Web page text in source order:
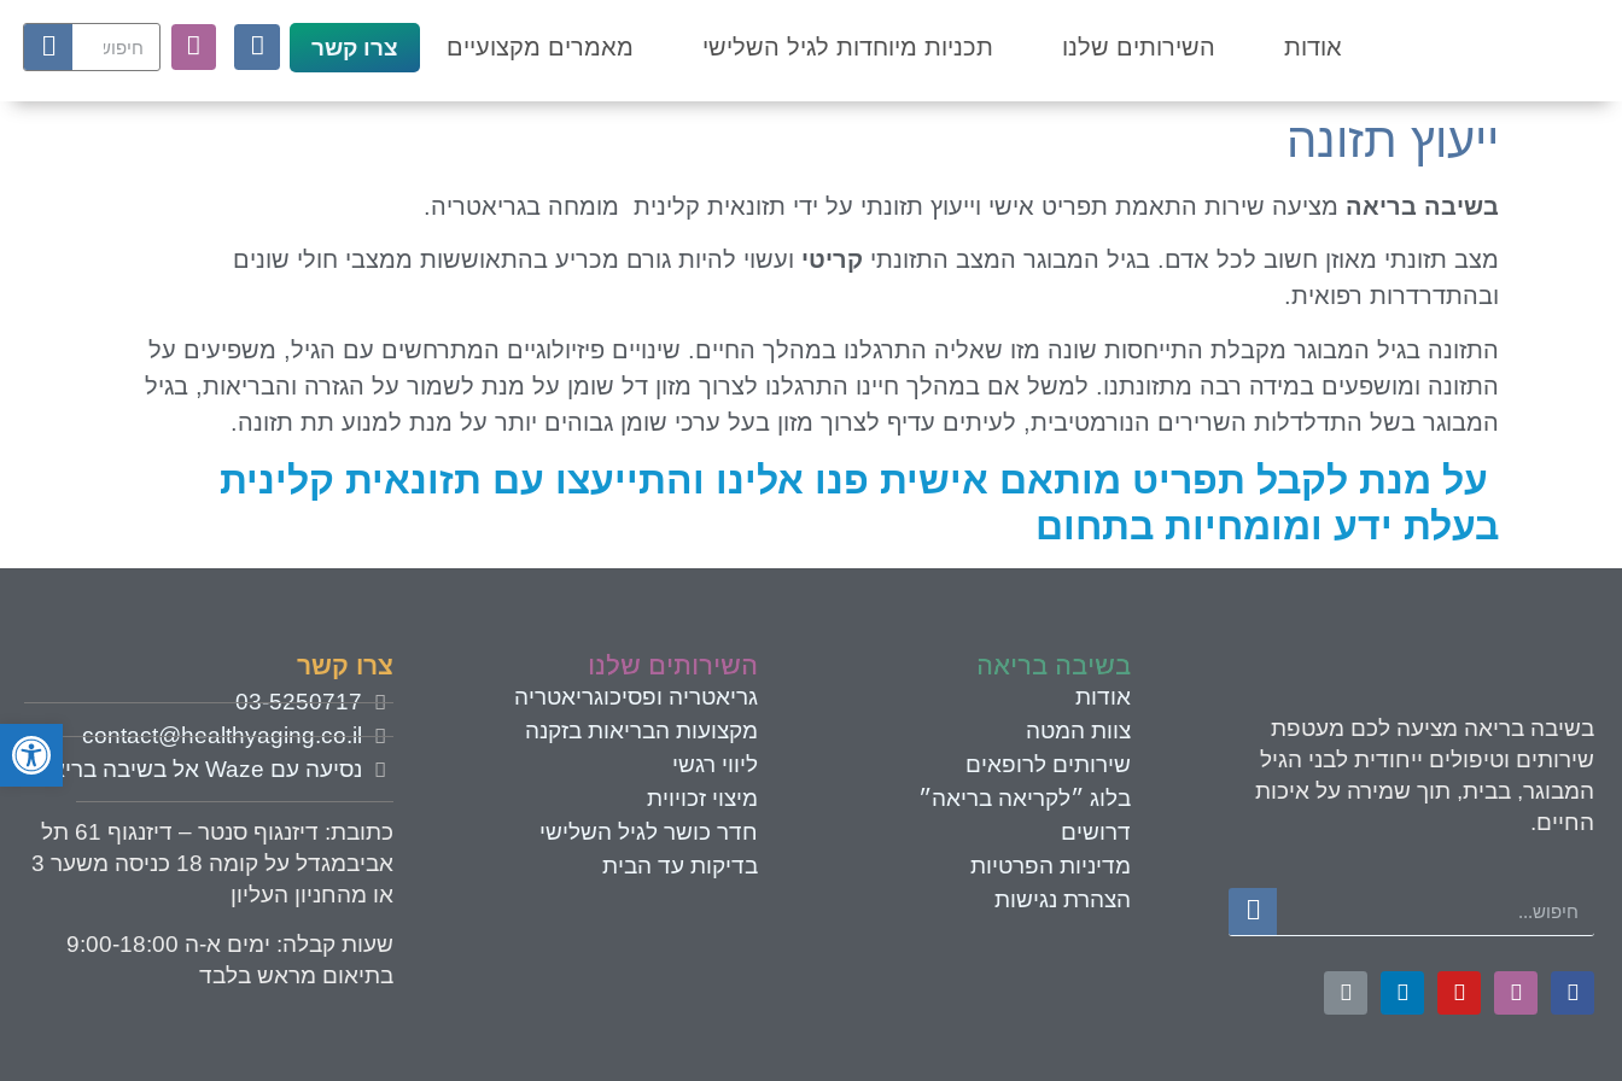
אודות השירותים שלנו תכניות מיוחדות לגיל השלישי מאמרים מקצועיים צרו קשר
ייעוץ תזונה
בשיבה בריאה מציעה שירות התאמת תפריט אישי וייעוץ תזונתי על ידי תזונאית קלינית מומחה בגריאטריה.
מצב תזונתי מאוזן חשוב לכל אדם. בגיל המבוגר המצב התזונתי קריטי ועשוי להיות גורם מכריע בהתאוששות ממצבי חולי שונים
ובהתדרדרות רפואית.
התזונה בגיל המבוגר מקבלת התייחסות שונה מזו שאליה התרגלנו במהלך החיים. שינויים פיזיולוגיים המתרחשים עם הגיל, משפיעים על
התזונה ומושפעים במידה רבה מתזונתנו. למשל אם במהלך חיינו התרגלנו לצרוך מזון דל שומן על מנת לשמור על הגזרה והבריאות, בגיל
המבוגר בשל התדלדלות השרירים הנורמטיבית, לעיתים עדיף לצרוך מזון בעל ערכי שומן גבוהים יותר על מנת למנוע תת תזונה.
על מנת לקבל תפריט מותאם אישית פנו אלינו והתייעצו עם תזונאית קלינית
בעלת ידע ומומחיות בתחום
בשיבה בריאה מציעה לכם מעטפת
שירותים וטיפולים ייחודית לבני הגיל
המבוגר, בבית, תוך שמירה על איכות
החיים.
בשיבה בריאה
אודות
צוות המטה
שירותים לרופאים
בלוג ״לקריאה בריאה״
דרושים
מדיניות הפרטיות
הצהרת נגישות
השירותים שלנו
גריאטריה ופסיכוגריאטריה
מקצועות הבריאות בזקנה
ליווי רגשי
מיצוי זכויוית
חדר כושר לגיל השלישי
בדיקות עד הבית
צרו קשר
03-5250717
contact@healthyaging.co.il
נסיעה עם Waze אל בשיבה בריאה
כתובת
: דיזנגוף סנטר – דיזנגוף 61 תל
אביבמגדל על קומה 18 כניסה משער 3
או מהחניון העליון
שעות קבלה:
ימים א-ה 9:00-18:00
בתיאום מראש בלבד
פתח